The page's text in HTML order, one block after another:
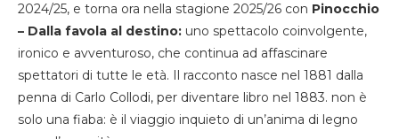
2024/25, e torna ora nella stagione 2025/26 con Pinocchio
– Dalla favola al destino: uno spettacolo coinvolgente,
ironico e avventuroso, che continua ad affascinare
spettatori di tutte le età. Il racconto nasce nel 1881 dalla
penna di Carlo Collodi, per diventare libro nel 1883. non è
solo una fiaba: è il viaggio inquieto di un’anima di legno